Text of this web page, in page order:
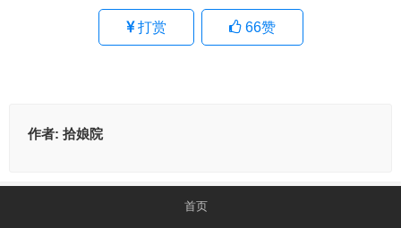
打赏 66赞
作者: 拾娘院
首页